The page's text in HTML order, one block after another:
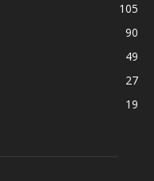
105
90
49
27
19